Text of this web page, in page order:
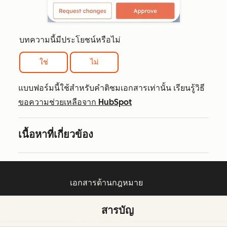
บทความนี้มีประโยชน์หรือไม่
ใช่ ไม่
แบบฟอร์มนี้ใช้สำหรับคำติชมเอกสารเท่านั้น เรียนรู้วิธี
ขอความช่วยเหลือจาก HubSpot
เนื้อหาที่เกี่ยวข้อง
สารบัญ
เอกสารด้านกฎหมาย